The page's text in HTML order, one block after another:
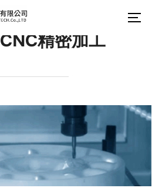
対
サ
CNC精密加工